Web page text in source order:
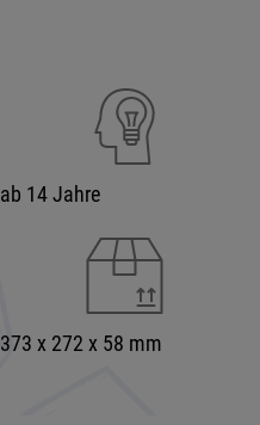
ab 14 Jahre
373 x 272 x 58 mm